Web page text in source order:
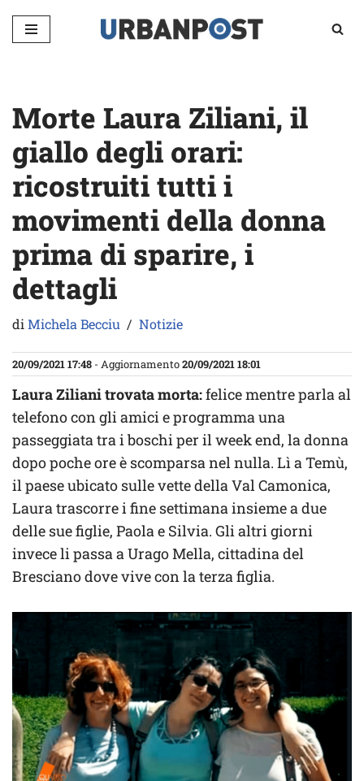
Vai
Morte Laura Ziliani, il
giallo degli orari:
ricostruiti tutti i
movimenti della donna
prima di sparire, i
dettagli
diMichela Becciu Notizie
20/09/2021 17:48 - Aggiornamento20/09/2021 18:01
Laura Ziliani trovata morta:felice mentre parla al
telefono con gli amici e programma una
passeggiata tra i boschi per il week end, la donna
dopo poche ore è scomparsa nel nulla. Lì a Temù,
il paese ubicato sulle vette della Val Camonica,
Laura trascorre i fine settimana insieme a due
delle sue figlie, Paola e Silvia. Gli altri giorni
invece li passa a Urago Mella, cittadina del
Bresciano dove vive con la terza figlia.